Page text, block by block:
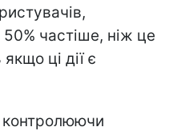
50% частіше, ніж це
ці дії є
контролюючи